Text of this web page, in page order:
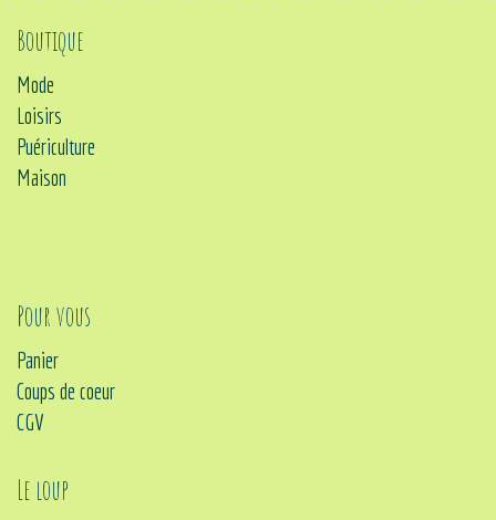
Boutique
Mode
Loisirs
Puériculture
Maison
Pour vous
Panier
Coups de coeur
CGV
Le loup